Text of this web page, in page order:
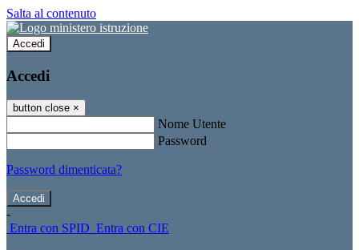
Salta al contenuto
Accedi
Accedi
button close ×
Nome Utente
Password
Password dimenticata?
-
Entra con SPID Entra con CIE